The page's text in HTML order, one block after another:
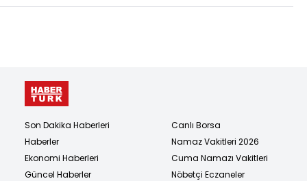
Son Dakika Haberleri
Haberler
Ekonomi Haberleri
Güncel Haberler
Canlı Borsa
Namaz Vakitleri 2026
Cuma Namazı Vakitleri
Nöbetçi Eczaneler